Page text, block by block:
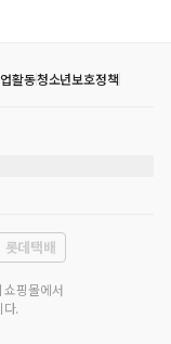
활동청소년보호정책
롯데택배
핑몰에서
.